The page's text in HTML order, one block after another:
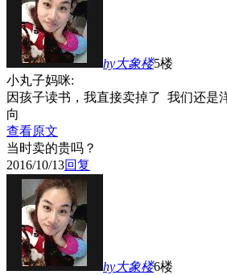
hy大象楼5楼
小丸子妈咪:
因孩子读书，我直接卖掉了 我们还是
向
查看原文
当时卖的贵吗？
2016/10/13回复
hy大象楼6楼